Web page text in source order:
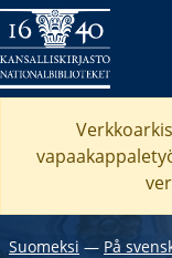
Suomeksi ― På